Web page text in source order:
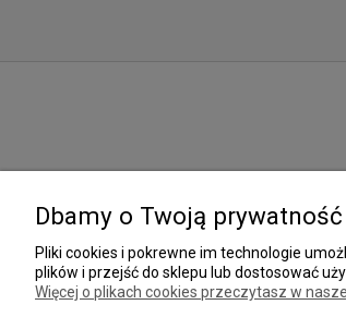
Dbamy o Twoją prywatność
Pliki cookies i pokrewne im technologie
plików i przejść do sklepu lub dostosować
Więcej o plikach cookies przeczytasz w